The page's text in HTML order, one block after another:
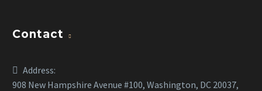
Contact
Address:
908 New Hampshire Avenue #100, Washington, DC 20037,